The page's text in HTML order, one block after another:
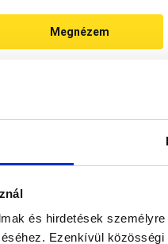
és hirdetések
Ezenkívül
Megnézem